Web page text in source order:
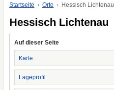
Startseite Orte Hessisch Lichtenau
Hessisch Lichtenau
Auf dieser Seite
Karte
Lageprofil